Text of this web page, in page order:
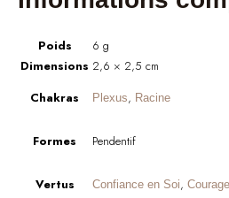
Poids
6 g
Dimensions 2,6 × 2,5 cm
Chakras
Plexus, Racine
Formes Pendentif
Vertus Confiance en Soi, Courage